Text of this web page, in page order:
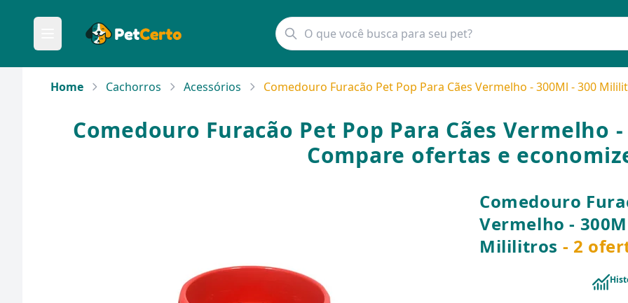
Home Cachorros Acessórios Comedouro Furacão Pet Pop Para Cães Vermelho - 300Ml - 300
Comedouro Furacão Pet Pop Para Cães Vermelho
Compare ofertas e
Comedouro
Vermelho -
Mililitros - 2